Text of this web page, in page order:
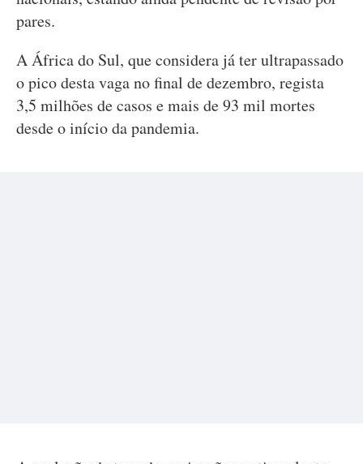
pares.
A África do Sul, que considera já ter ultrapassado
o pico desta vaga no final de dezembro, regista
3,5 milhões de casos e mais de 93 mil mortes
desde o início da pandemia.